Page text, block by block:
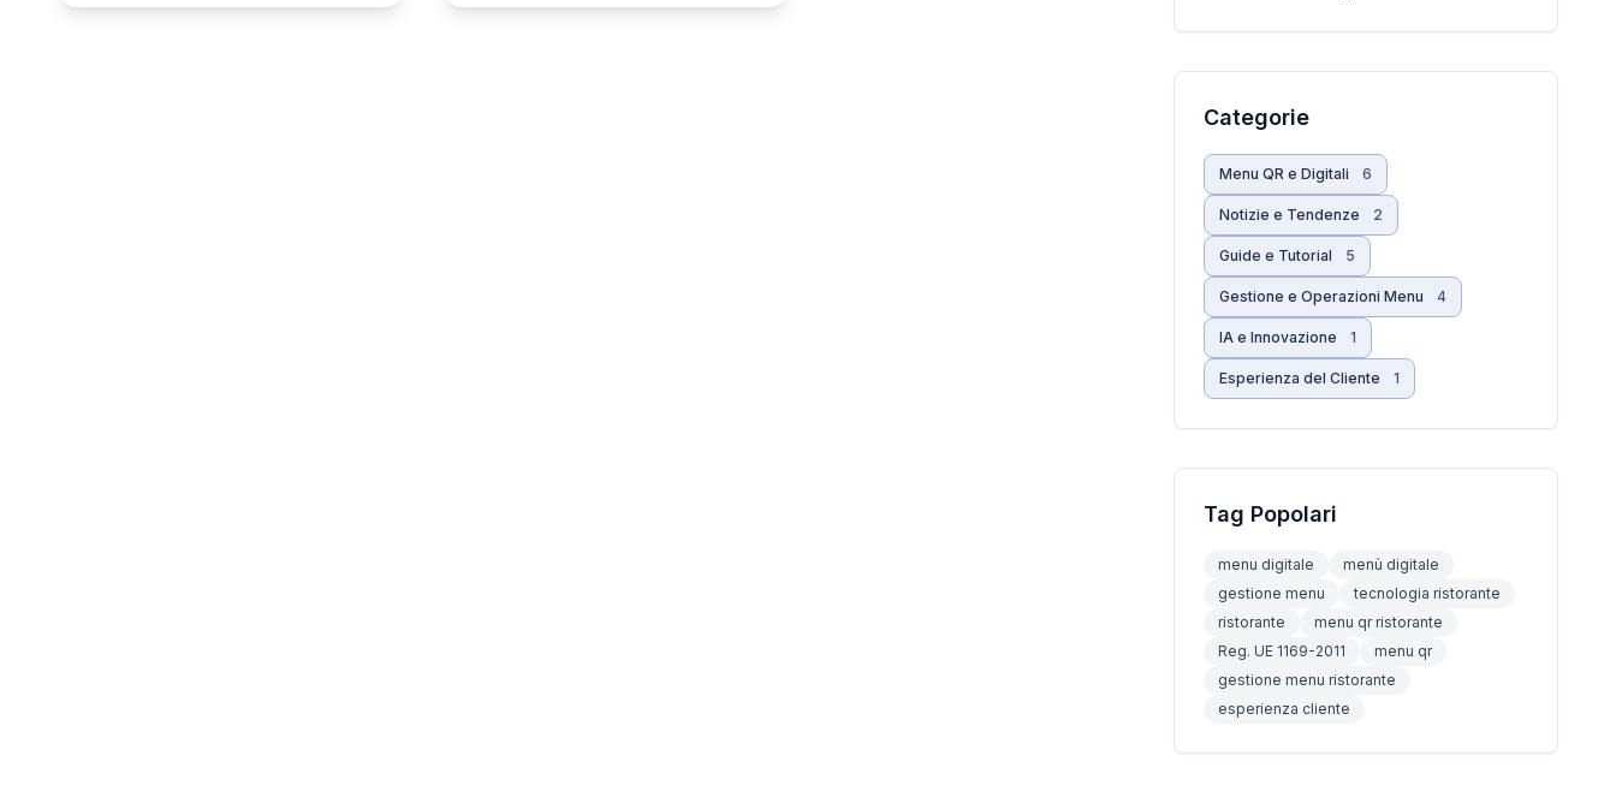
Categorie
Menu QR e Digitali 6
Notizie e Tendenze 2
Guide e Tutorial 5
Gestione e Operazioni Menu 4
IA e Innovazione 1
Esperienza del Cliente 1
Tag Popolari
menu digitale
menù digitale
gestione menu
tecnologia ristorante
ristorante
menu qr ristorante
Reg. UE 1169-2011
menu qr
gestione menu ristorante
esperienza cliente